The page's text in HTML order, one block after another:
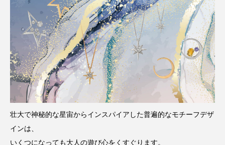
壮大で神秘的な星宙からインスパイアした普遍的なモチーフデザ
インは、
いくつになっても大人の遊び心をくすぐります。